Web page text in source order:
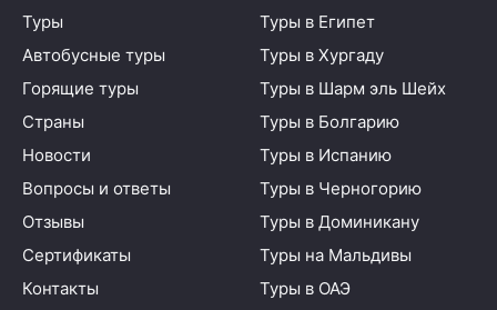
Туры
Автобусные туры
Горящие туры
Страны
Новости
Вопросы и ответы
Отзывы
Сертификаты
Контакты
Туры в Египет
Туры в Хургаду
Туры в Шарм эль Шейх
Туры в Болгарию
Туры в Испанию
Туры в Черногорию
Туры в Доминикану
Туры на Мальдивы
Туры в ОАЭ